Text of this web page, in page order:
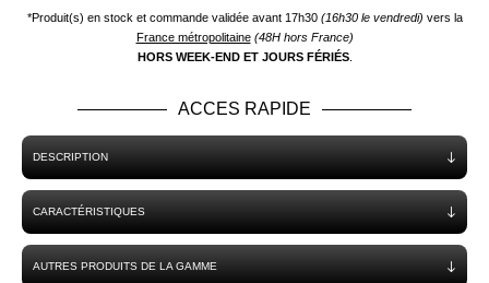
*Produit(s) en stock et commande validée avant 17h30 (16h30 le vendredi) vers la
France métropolitaine (48H hors France)
HORS WEEK-END ET JOURS FÉRIÉS.
ACCES RAPIDE
DESCRIPTION
CARACTÉRISTIQUES
AUTRES PRODUITS DE LA GAMME